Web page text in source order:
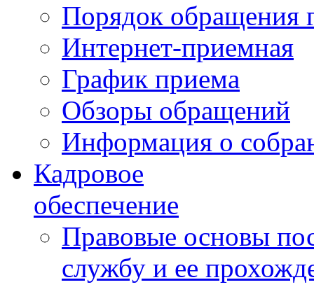
Порядок обращения
Интернет-приемная
График приема
Обзоры обращений
Информация о
Кадровое
обеспечение
Правовые основы
службу и ее